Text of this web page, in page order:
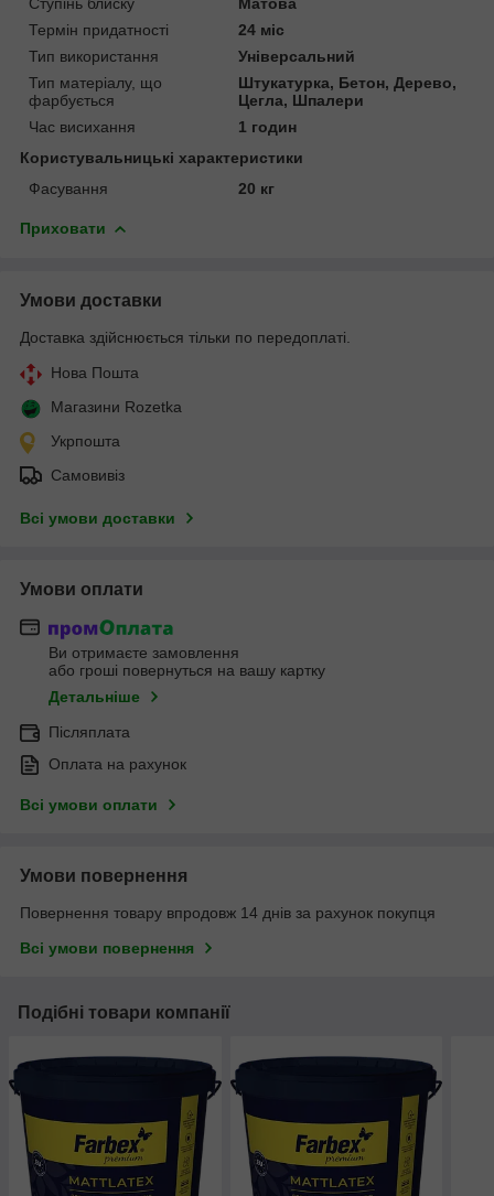
Термін придатності
24 міс
Тип використання
Універсальний
Тип матеріалу, що
фарбується
Штукатурка, Бетон, Дерево,
Цегла, Шпалери
Час висихання
1 годин
Користувальницькі характеристики
Фасування
20 кг
Приховати
Умови доставки
Доставка здійснюється тільки по передоплаті.
Нова Пошта
Магазини Rozetka
Укрпошта
Самовивіз
Всі умови доставки
Умови оплати
Ви отримаєте замовлення
або гроші повернуться на вашу картку
Детальніше
Післяплата
Оплата на рахунок
Всі умови оплати
Умови повернення
Повернення товару впродовж 14 днів за рахунок покупця
Всі умови повернення
Подібні товари компанії